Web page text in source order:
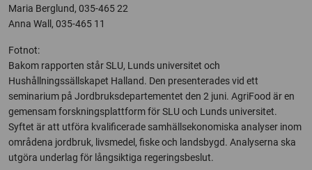
Maria Berglund, 035-465 22
Anna Wall, 035-465 11
Fotnot:
Bakom rapporten står SLU, Lunds universitet och
Hushållningssällskapet Halland. Den presenterades vid ett
seminarium på Jordbruksdepartementet den 2 juni. AgriFood är en
gemensam forskningsplattform för SLU och Lunds universitet.
Syftet är att utföra kvalificerade samhällsekonomiska analyser inom
områdena jordbruk, livsmedel, fiske och landsbygd. Analyserna ska
utgöra underlag för långsiktiga regeringsbeslut.